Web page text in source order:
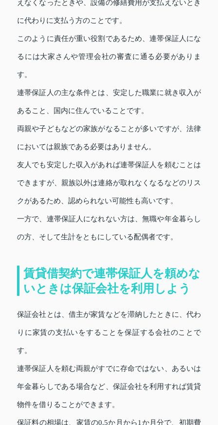
えなくなったときや、設備の修繕費用が支払えないとき
に代わりに支払う方のことです。
このように責任が重い役割であるため、連帯保証人にな
るには大家さんや管理会社の審査に通る必要がありま
す。
連帯保証人の主な条件とは、安定した職業に就き収入が
あること、国内に住んでいることです。
両親や子どもなどの家族がなることが多いですが、法律
においては親族である必要はありません。
友人でも安定した収入があれば連帯保証人を頼むことは
できますが、親族以外は連絡が取れなくなるなどのリス
クがあるため、認められない可能性も高いです。
一方で、連帯保証人になれない方は、無職や年金暮らし
の方、そして生計をともにしている配偶者です。
賃貸借契約で連帯保証人を頼めな
いときは保証会社を利用しよう
保証会社とは、借主が家賃などを滞納したときに、代わ
りに家賃の支払いをすることを保証する会社のことで
す。
連帯保証人を頼む両親がすでに存命ではない、あるいは
年金暮らしである場合など、保証会社を利用すれば賃貸
物件を借りることができます。
保証料の相場は、家賃の0.5か月から1か月分で、初期費